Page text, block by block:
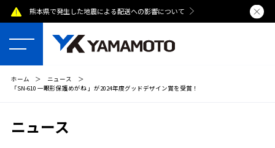
熊本県で発生した地震による配送への影響について 夏季休業
ホーム ＞ ニュース
＞
「SN-610 一眼形保護めがね 」が2024年度グッドデザイン賞を受賞！
ニュース